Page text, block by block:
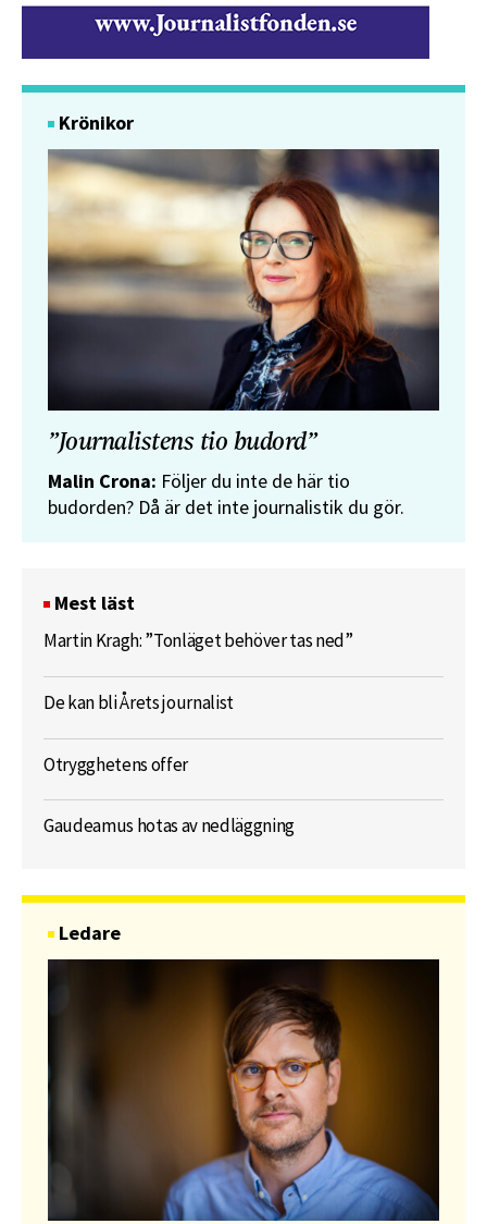
Krönikor
”Journalistens tio budord”
Malin Crona: Följer du inte de här tio
budorden? Då är det inte journalistik du gör.
Mest läst
Martin Kragh: ”Tonläget behöver tas ned”
De kan bli Årets journalist
Otrygghetens offer
Gaudeamus hotas av nedläggning
Ledare